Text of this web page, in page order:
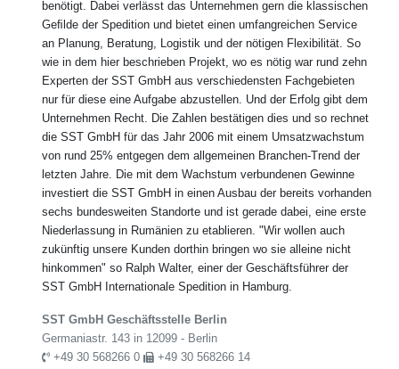
benötigt. Dabei verlässt das Unternehmen gern die klassischen
Geﬁlde der Spedition und bietet einen umfangreichen Service
an Planung, Beratung, Logistik und der nötigen Flexibilität. So
wie in dem hier beschrieben Projekt, wo es nötig war rund zehn
Experten der SST GmbH aus verschiedensten Fachgebieten
nur für diese eine Aufgabe abzustellen. Und der Erfolg gibt dem
Unternehmen Recht. Die Zahlen bestätigen dies und so rechnet
die SST GmbH für das Jahr 2006 mit einem Umsatzwachstum
von rund 25% entgegen dem allgemeinen Branchen-Trend der
letzten Jahre. Die mit dem Wachstum verbundenen Gewinne
investiert die SST GmbH in einen Ausbau der bereits vorhanden
sechs bundesweiten Standorte und ist gerade dabei, eine erste
Niederlassung in Rumänien zu etablieren. "Wir wollen auch
zukünftig unsere Kunden dorthin bringen wo sie alleine nicht
hinkommen" so Ralph Walter, einer der Geschäftsführer der
SST GmbH Internationale Spedition in Hamburg.
SST GmbH Geschäftsstelle Berlin
Germaniastr. 143 in 12099 - Berlin
+49 30 568266 0
+49 30 568266 14